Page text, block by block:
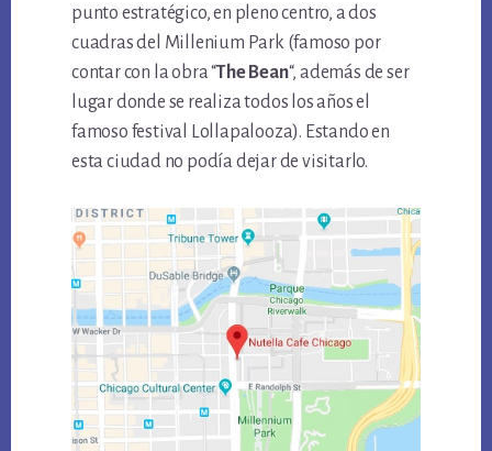
punto estratégico, en pleno centro, a dos
cuadras del Millenium Park (famoso por
contar con la obra “The Bean“, además de ser
lugar donde se realiza todos los años el
famoso festival Lollapalooza). Estando en
esta ciudad no podía dejar de visitarlo.